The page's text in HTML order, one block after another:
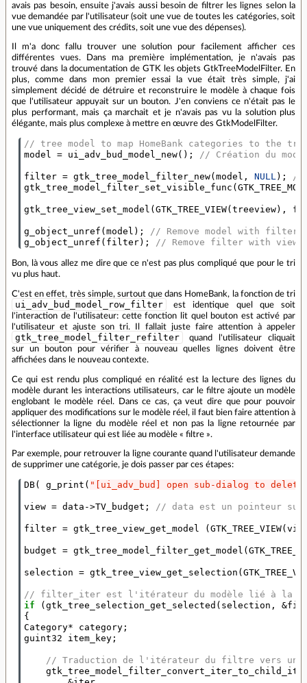
avais pas besoin, ensuite j'avais aussi besoin de filtrer les lignes selon la
vue demandée par l'utilisateur (soit une vue de toutes les catégories, soit
une vue uniquement des crédits, soit une vue des dépenses).
Il m'a donc fallu trouver une solution pour facilement afficher ces
différentes vues. Dans ma première implémentation, je n'avais pas
trouvé dans la documentation de GTK les objets GtkTreeModelFilter. En
plus, comme dans mon premier essai la vue était très simple, j'ai
simplement décidé de détruire et reconstruire le modèle à chaque fois
que l'utilisateur appuyait sur un bouton. J'en conviens ce n'était pas le
plus performant, mais ça marchait et je n'avais pas vu la solution plus
élégante, mais plus complexe à mettre en œuvre des GtkModelFilter.
// tree model to map HomeBank categories to the
model = ui_adv_bud_model_new(); // Création du
filter = gtk_tree_model_filter_new( model , NULL);
//
gtk_tree_model_filter_set_visible_func (
gtk_tree_view_set_model ( GTK_TREE_VIEW( treeview),
g_object_unref ( model );
// Remove model with filter
g_object_unref ( filter); // Remove filter with view
Bon, là vous allez me dire que ce n'est pas plus compliqué que pour le tri
vu plus haut.
C'est en effet, très simple, surtout que dans HomeBank, la fonction de tri
ui_adv_bud_model_row_filter
est identique quel que soit
l'interaction de l'utilisateur: cette fonction lit quel bouton est activé par
l'utilisateur et ajuste son tri. Il fallait juste faire attention à appeler
gtk_tree_model_filter_refilter
quand l'utilisateur cliquait
sur un bouton pour vérifier à nouveau quelles lignes doivent être
affichées dans le nouveau contexte.
Ce qui est rendu plus compliqué en réalité est la lecture des lignes du
modèle durant les interactions utilisateurs, car le filtre ajoute un modèle
englobant le modèle réel. Dans ce cas, ça veut dire que pour pouvoir
appliquer des modifications sur le modèle réel, il faut bien faire attention à
sélectionner la ligne du modèle réel et non pas la ligne retournée par
l'interface utilisateur qui est liée au modèle « filtre ».
Par exemple, pour retrouver la ligne courante quand l'utilisateur demande
de supprimer une catégorie, je dois passer par ces étapes:
DB( g_print ( "[ui_adv_bud] open sub-dialog to delete
view = data ->TV_budget ; // data est un pointeur sur
filter = gtk_tree_view_get_model ( GTK_TREE_VIEW(
budget = gtk_tree_model_filter_get_model (
selection = gtk_tree_view_get_selection (
// filter_iter est l'itérateur du modèle lié à la
if
( gtk_tree_selection_get_selected ( selection , &
{
Category* category ;
guint32
item_key ;
// Traduction de l'itérateur du filtre vers un